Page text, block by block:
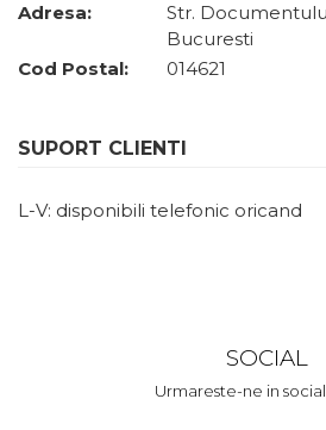
Adresa:
Str.
Bucuresti
Cod Postal:
014621
SUPORT CLIENTI
L-V: disponibili telefonic oricand
SOCIAL
Urmareste-ne in